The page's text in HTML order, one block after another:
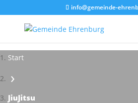
info@gemeinde-
Start
›
JiuJitsu